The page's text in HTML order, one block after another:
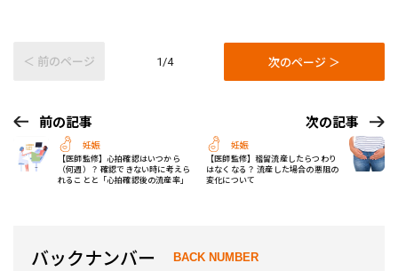
＜ 前のページ 1/4 次のページ ＞
前の記事
妊娠
【医師監修】心拍確認はいつから
（何週）？ 確認できない時に考えら
れることと「心拍確認後の流産率」
次の記事
妊娠
【医師監修】稽留流産したらつわり
はなくなる？ 流産した場合の悪阻の
変化について
バックナンバー BACK NUMBER